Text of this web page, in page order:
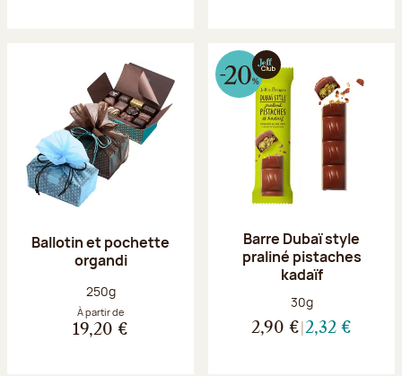
Ballotin et pochette
organdi
Poids net :
250g
À partir de
19,20 €
Barre Dubaï style
praliné pistaches
kadaïf
Poids net :
30g
2,90 € 2,32 €